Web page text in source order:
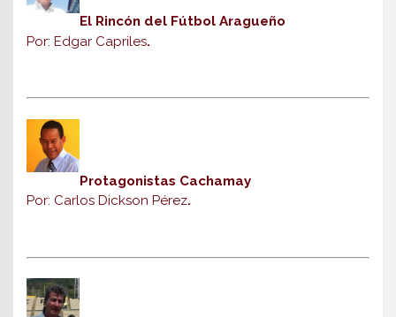
El Rincón del Fútbol Aragueño
Por: Edgar Capriles.
Protagonistas Cachamay
Por: Carlos Dickson Pérez.